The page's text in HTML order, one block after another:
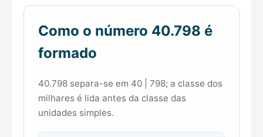
Como o número 40.798 é
formado
40.798 separa-se em 40 | 798; a classe dos
milhares é lida antes da classe das
unidades simples.